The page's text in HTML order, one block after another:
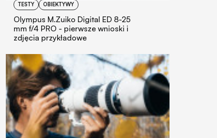
TESTY OBIEKTYWY
Olympus M.Zuiko Digital ED 8-25
mm f/4 PRO - pierwsze wnioski i
zdjęcia przykładowe